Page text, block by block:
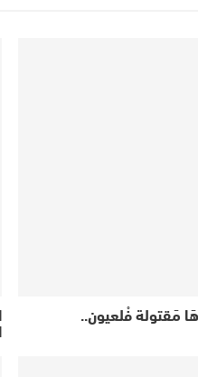
مَقتولة فْلعيون..